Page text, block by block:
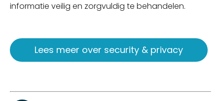
informatie veilig en zorgvuldig te behandelen.
Lees meer over security & privacy